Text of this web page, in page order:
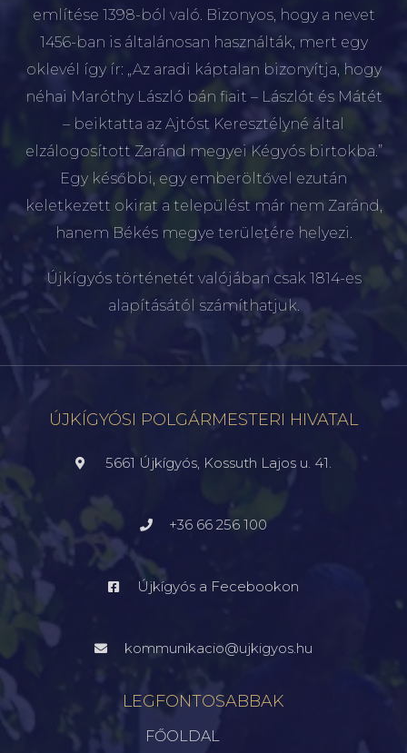
említése 1398-ból való. Bizonyos, hogy a nevet
1456-ban is általánosan használták, mert egy
oklevél így ír: „Az aradi káptalan bizonyítja, hogy
néhai Maróthy László bán fiait – Lászlót és Mátét
– beiktatta az Ajtóst Keresztélyné által
elzálogosított Zaránd megyei Kégyós birtokba.”
Egy későbbi, egy emberöltővel ezután
keletkezett okirat a települést már nem Zaránd,
hanem Békés megye területére helyezi.
Újkígyós történetét valójában csak 1814-es
alapításától számíthatjuk.
ÚJKÍGYÓSI POLGÁRMESTERI HIVATAL
5661 Újkígyós, Kossuth Lajos u. 41.
+36 66 256 100
Újkígyós a Fecebookon
kommunikacio@ujkigyos.hu
LEGFONTOSABBAK
FŐOLDAL